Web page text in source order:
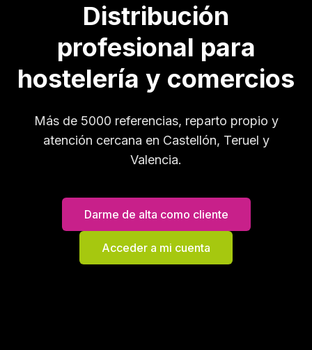
Distribución
profesional para
hostelería y comercios
Más de 5000 referencias, reparto propio y
atención cercana en Castellón, Teruel y
Valencia.
Darme de alta como cliente
Acceder a mi cuenta